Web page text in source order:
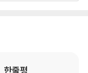
감정의 흔적을 차분
한줄평